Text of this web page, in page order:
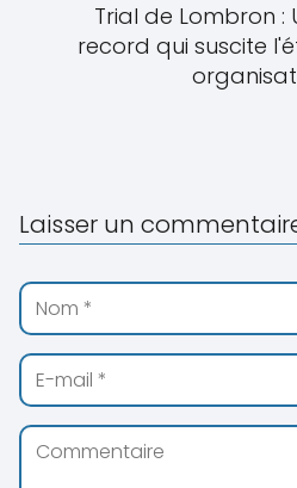
Trial de Lombron :
record qui suscite
Laisser un